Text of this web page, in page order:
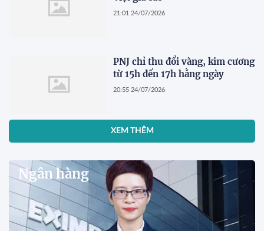
21:01 24/07/2026
PNJ chỉ thu đổi vàng, kim cương
từ 15h đến 17h hằng ngày
20:55 24/07/2026
XEM THÊM
Ngân hàng